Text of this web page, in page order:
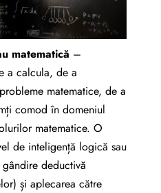
matematică –
a calcula, de a
matematice, de a
comod în domeniul
matematice. O
de inteligență logică sau
deductivă
și aplecarea către